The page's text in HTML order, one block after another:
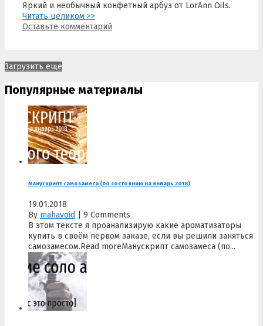
Яркий и необычный конфетный арбуз от LorAnn Oils.
Читать целиком >>
Оставьте комментарий
Загрузить ещё
Популярные материалы
Манускрипт самозамеса (по состоянию на январь 2018)
19.01.2018
By mahavoid
9 Comments
В этом тексте я проанализирую какие ароматизаторы
купить в своём первом заказе, если вы решили заняться
самозамесом.Read moreМанускрипт самозамеса (по...